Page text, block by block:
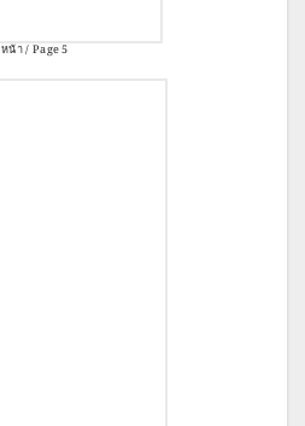
หน้า / Page 5